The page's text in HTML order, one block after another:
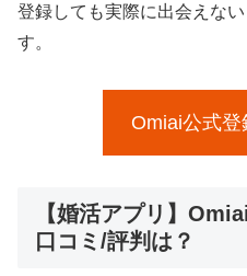
登録しても実際に出会えな
す。
Omiai公式
【婚活アプリ】
口コミ/評判は？